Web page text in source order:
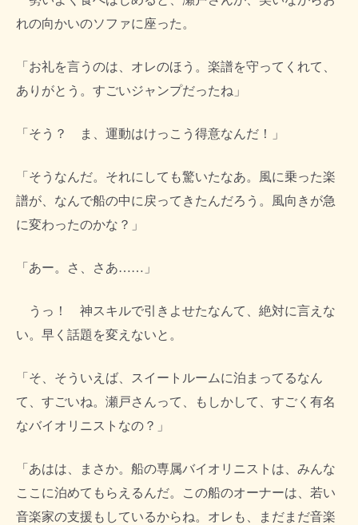
れの向かいのソファに座った。
「お礼を言うのは、オレのほう。楽譜を守ってくれて、
ありがとう。すごいジャンプだったね」
「そう？ ま、運動はけっこう得意なんだ！」
「そうなんだ。それにしても驚いたなあ。風に乗った楽
譜が、なんで船の中に戻ってきたんだろう。風向きが急
に変わったのかな？」
「あー。さ、さあ……」
うっ！ 神スキルで引きよせたなんて、絶対に言えな
い。早く話題を変えないと。
「そ、そういえば、スイートルームに泊まってるなん
て、すごいね。瀬戸さんって、もしかして、すごく有名
なバイオリニストなの？」
「あはは、まさか。船の専属バイオリニストは、みんな
ここに泊めてもらえるんだ。この船のオーナーは、若い
音楽家の支援もしているからね。オレも、まだまだ音楽